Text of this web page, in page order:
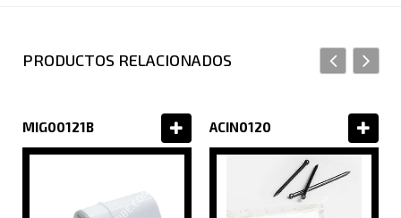
PRODUCTOS RELACIONADOS
MIG00121B ACIN0120